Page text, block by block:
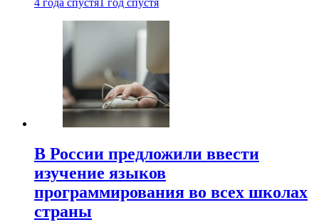
4 года спустя 1 год спустя
В России предложили ввести
изучение языков
программирования во всех школах
страны